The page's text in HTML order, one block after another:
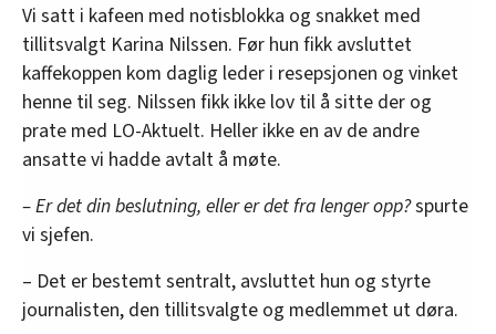
Vi satt i kafeen med notisblokka og snakket med
tillitsvalgt Karina Nilssen. Før hun fikk avsluttet
kaffekoppen kom daglig leder i resepsjonen og vinket
henne til seg. Nilssen fikk ikke lov til å sitte der og
prate med LO-Aktuelt. Heller ikke en av de andre
ansatte vi hadde avtalt å møte.
– Er det din beslutning, eller er det fra lenger opp?spurte
vi sjefen.
– Det er bestemt sentralt, avsluttet hun og styrte
journalisten, den tillitsvalgte og medlemmet ut døra.